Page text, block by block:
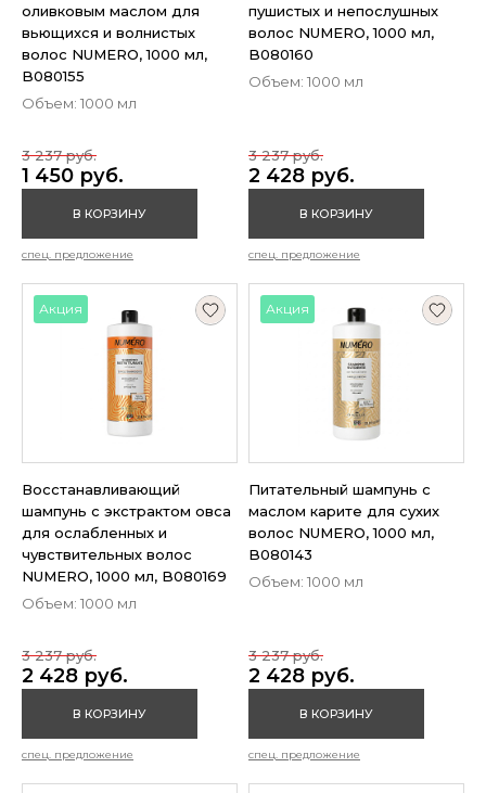
оливковым маслом для
вьющихся и волнистых
волос NUMERO, 1000 мл,
B080155
Объем: 1000 мл
1 450 руб.
3 237 руб.
В КОРЗИНУ
спец. предложение
пушистых и непослушных
волос NUMERO, 1000 мл,
B080160
Объем: 1000 мл
2 428 руб.
3 237 руб.
В КОРЗИНУ
спец. предложение
Акция
Восстанавливающий
шампунь с экстрактом овса
для ослабленных и
чувствительных волос
NUMERO, 1000 мл, B080169
Объем: 1000 мл
2 428 руб.
3 237 руб.
В КОРЗИНУ
спец. предложение
Акция
Питательный шампунь с
маслом карите для сухих
волос NUMERO, 1000 мл,
B080143
Объем: 1000 мл
2 428 руб.
3 237 руб.
В КОРЗИНУ
спец. предложение